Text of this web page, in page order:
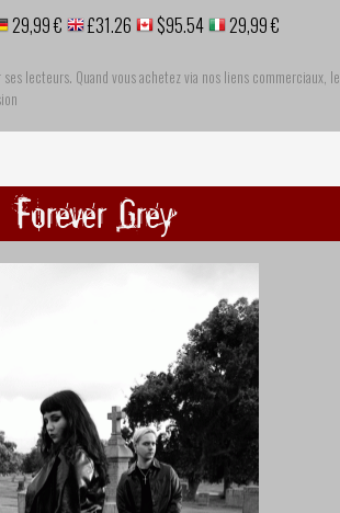
29,99 € £31.26 $95.54
29,99 €
lecteurs. Quand vous achetez via nos liens commerciaux, le
Forever Grey